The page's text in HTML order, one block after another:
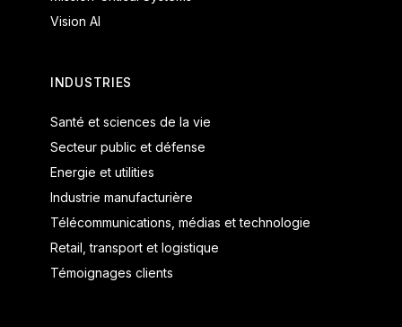
Vision AI
INDUSTRIES
Santé et sciences de la vie
Secteur public et défense
Energie et utilities
Industrie manufacturière
Télécommunications, médias et technologie
Retail, transport et logistique
Témoignages clients